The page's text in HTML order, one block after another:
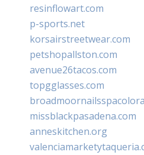
resinflowart.com
p-sports.net
korsairstreetwear.com
petshopallston.com
avenue26tacos.com
topgglasses.com
missblackpasadena.com
anneskitchen.org